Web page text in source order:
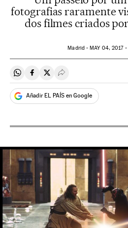
fotografias raramente
dos filmes criados
Madrid -MAY04, 2017 -
Compartir en Whatsapp
Compartir en Facebook
Compartir en Twitter
Desplegar Redes
Añadir EL PAÍS en Google